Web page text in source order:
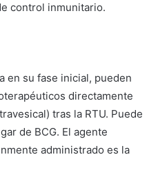
control inmunitario.
en su fase inicial, pueden
directamente
tras la RTU. Puede
de BCG. El agente
administrado es la